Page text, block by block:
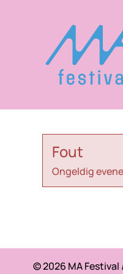
Fout
Ongeldig
© 2026 MA Festival